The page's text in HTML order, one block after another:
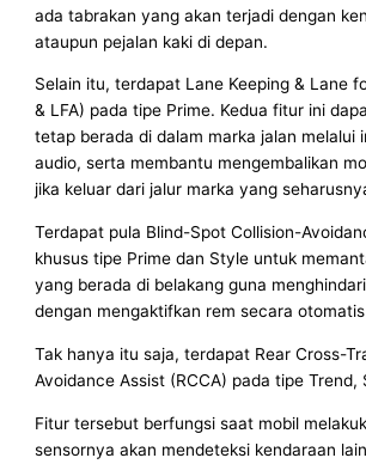
ada tabrakan yang akan terjadi dengan
ataupun pejalan kaki di depan.
Selain itu, terdapat Lane Keeping & Lane
& LFA) pada tipe Prime. Kedua fitur ini
tetap berada di dalam marka jalan melalui
audio, serta membantu mengembalikan
jika keluar dari jalur marka yang
Terdapat pula Blind-Spot Collision-
khusus tipe Prime dan Style untuk
yang berada di belakang guna
dengan mengaktifkan rem secara
Tak hanya itu saja, terdapat Rear Cross-
Avoidance Assist (RCCA) pada tipe Trend,
Fitur tersebut berfungsi saat mobil
sensornya akan mendeteksi kendaraan